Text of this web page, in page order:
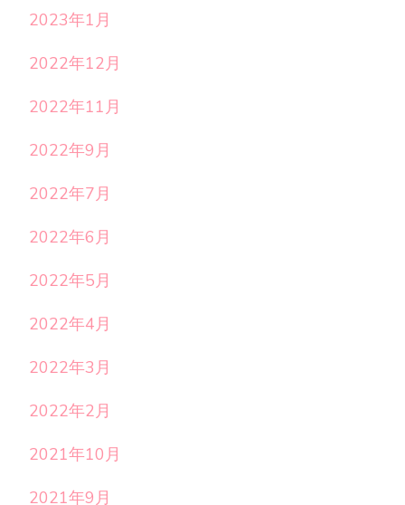
2023年1月
2022年12月
2022年11月
2022年9月
2022年7月
2022年6月
2022年5月
2022年4月
2022年3月
2022年2月
2021年10月
2021年9月